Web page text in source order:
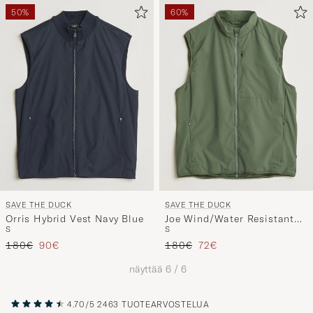
50%
SAVE THE DUCK
Orris Hybrid Vest Navy Blue
S
Tavallinen hinta
180€ Alennettu hinta
90€
60%
SAVE THE DUCK
Joe Wind/Water Resistant
Vest Thyme Green
S
Tavallinen hinta
180€ Alennettu hinta
72€
näyttää 6 / 6
4.70/5 2463 TUOTEARVOSTELUA